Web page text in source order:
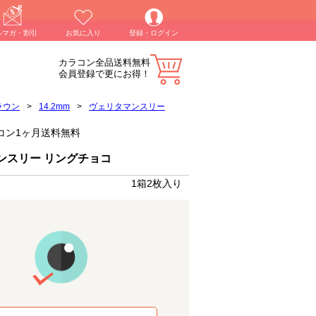
ガ・割引 お気に入り 登録・ログイン
カラコン全品送料無料
会員登録で更にお得！
ウン > 14.2mm > ヴェリタマンスリー
ン1ヶ月送料無料
スリー リングチョコ
1箱2枚入り